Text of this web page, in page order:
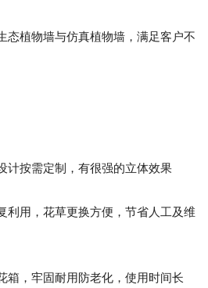
态植物墙与仿真植物墙，满足客户不
计按需定制，有很强的立体效果
利用，花草更换方便，节省人工及维
箱，牢固耐用防老化，使用时间长